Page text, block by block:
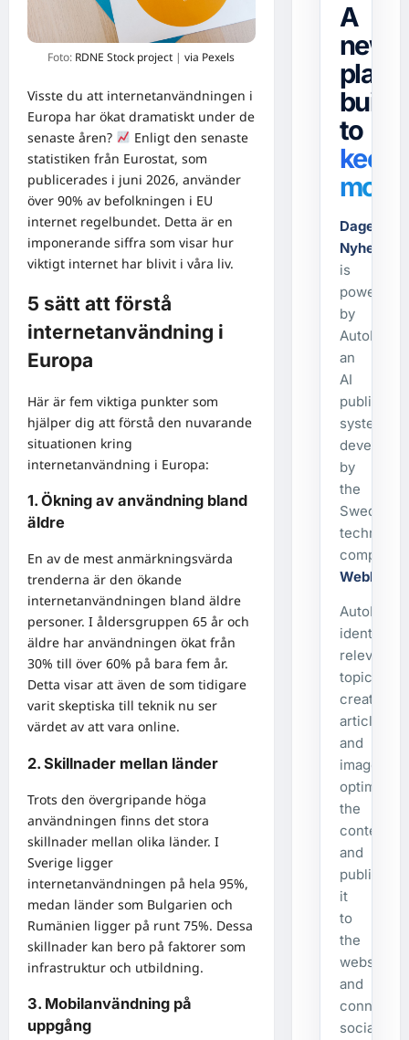
Foto: RDNE Stock project |via Pexels
Visste du att internetanvändningen i
Europa har ökat dramatiskt under de
senaste åren?
Enligt den senaste
statistiken från Eurostat, som
publicerades i juni 2026, använder
över 90% av befolkningen i EU
internet regelbundet. Detta är en
imponerande siffra som visar hur
viktigt internet har blivit i våra liv.
5 sätt att förstå
internetanvändning i
Europa
Här är fem viktiga punkter som
hjälper dig att förstå den nuvarande
situationen kring
internetanvändning i Europa:
1. Ökning av användning bland
äldre
En av de mest anmärkningsvärda
trenderna är den ökande
internetanvändningen bland äldre
personer. I åldersgruppen 65 år och
äldre har användningen ökat från
30% till över 60% på bara fem år.
Detta visar att även de som tidigare
varit skeptiska till teknik nu ser
värdet av att vara online.
2. Skillnader mellan länder
Trots den övergripande höga
användningen finns det stora
skillnader mellan olika länder. I
Sverige ligger
internetanvändningen på hela 95%,
medan länder som Bulgarien och
Rumänien ligger på runt 75%. Dessa
skillnader kan bero på faktorer som
infrastruktur och utbildning.
3. Mobilanvändning på
uppgång
A
news
built
to
keep
Dagens-
is
powered
by
AutoPost,
an
AI
publishing
system
developed
by
the
Swedish
company
WebbX
AutoPost
identifies
relevant
topics,
creates
articles
and
images,
optimizes
the
content,
and
publishes
it
to
the
website
and
connected
social